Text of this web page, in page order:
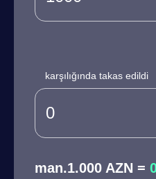
karşılığında takas edildi